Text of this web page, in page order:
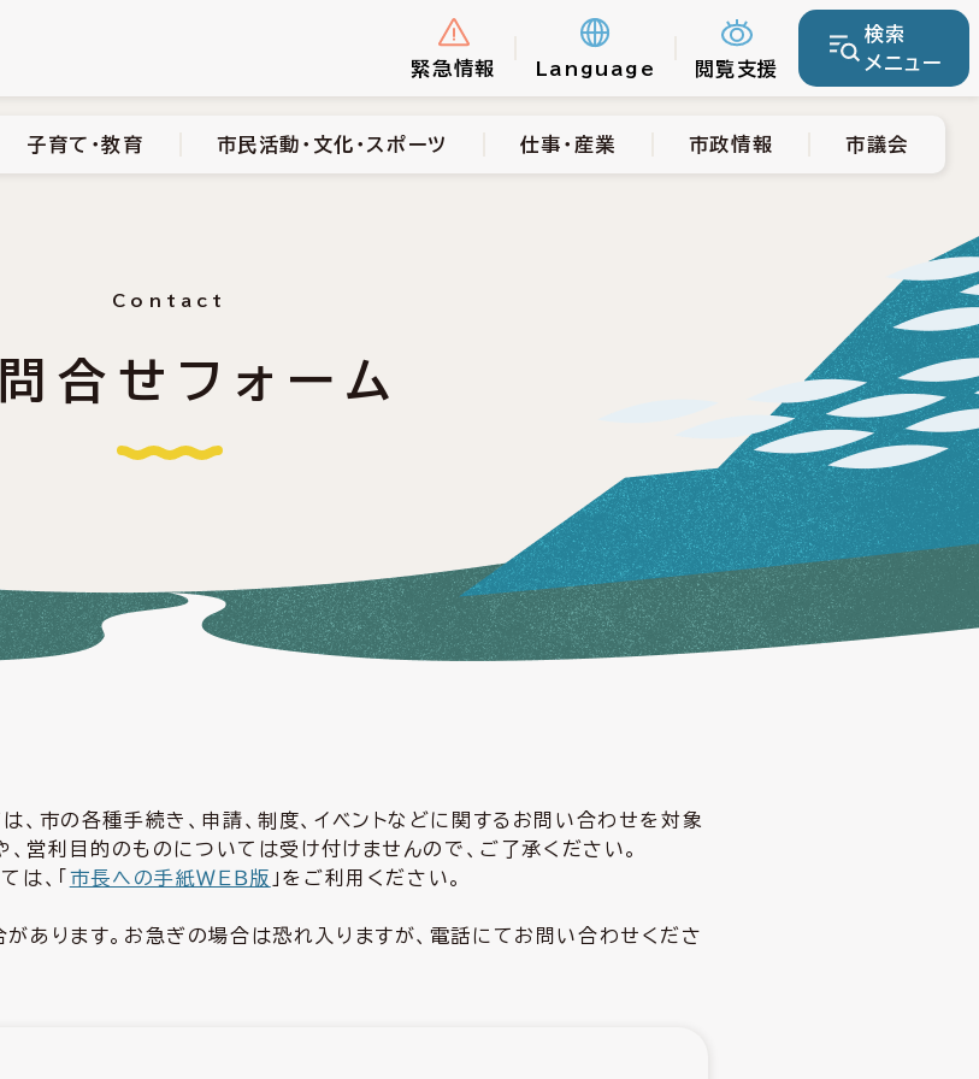
緊急情報 Language 閲覧支援
検索
メニュー
市民活動・文化・スポーツ 市政情報 市議会
子育て・教育 市民活動・文化・スポーツ 仕事・産業 市政情報 市議会
Contact
合せフォーム
、市の各種手続き、申請、制度、イベントなどに関するお問い合わせを対象
営利目的のものについては受け付けませんので、ご了承ください。
、「 市長への手紙ＷＥＢ版 」をご利用ください。
あります。お急ぎの場合は恐れ入りますが、電話にてお問い合わせくださ